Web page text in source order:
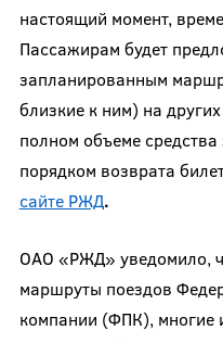
настоящий момент,
Пассажирам будет
запланированным
близкие к ним) на
полном объеме
порядком возврата
сайте РЖД.
ОАО «РЖД» уведомило,
маршруты поездов
компании (ФПК), многие